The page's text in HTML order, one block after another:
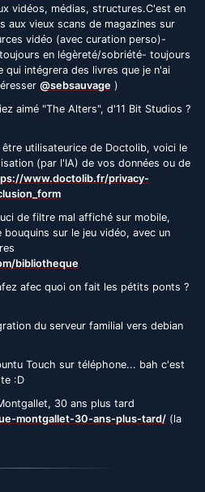
vidéos, médias, structures.C'est en
aux vieux scans de magazines sur
vidéo (avec curation perso)-
en légèreté/sobriété- toujours
intégrera des livres que je n'ai
@sebsauvage )
aimé "The Alters", d'11 Bit Studios ?
être utilisateurice de Doctolib, voici le
(par l'IA) de vos données ou de
www.doctolib.fr/privacy-
de filtre mal affiché sur mobile,
sur le jeu vidéo, avec un
bibliotheque
afec quoi on fait les pétits ponts ?
du serveur familial vers debian
Touch sur téléphone... bah c'est
:D
30 ans plus tard
montgallet-30-ans-plus-tard/ (la